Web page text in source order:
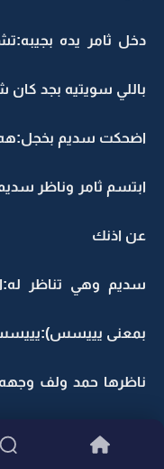
دخل ثامر يده
باللي سويتيه بجد
اضحكت سديم
ابتسم ثامر وناظر
عن اذنك
سديم وهي تناظر
بمعنى
ناظرها حمد ولف